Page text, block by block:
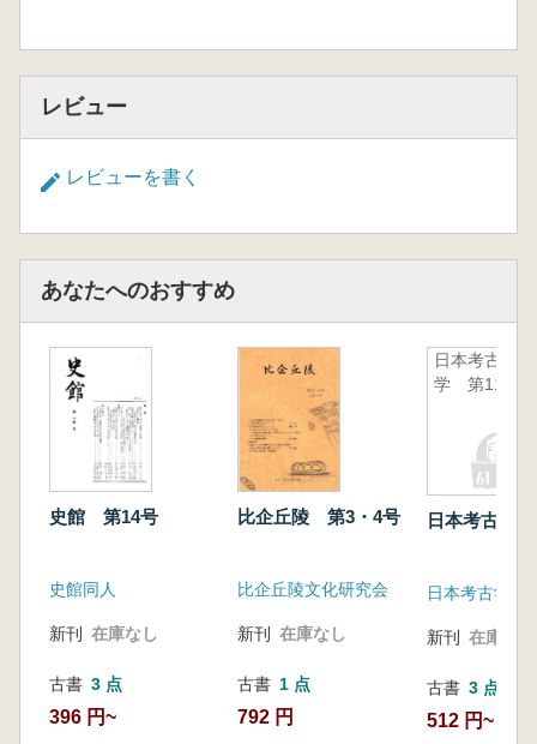
レビュー
レビューを書く
あなたへのおすすめ
史館 第14号
史館同人
新刊 在庫なし
古書 3 点
396 円~
比企丘陵 第3・4号
比企丘陵文化研究会
新刊 在庫なし
古書 1 点
792 円
日本考古
学 第11号
日本考古学
日本考古学協
新刊 在庫なし
古書 3 点
512 円~